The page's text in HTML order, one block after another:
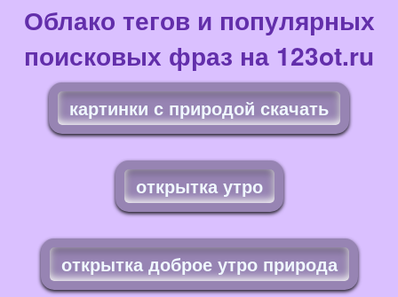
Облако тегов и популярных
поисковых фраз на 123ot.ru
картинки с природой скачать
открытка утро
открытка доброе утро природа